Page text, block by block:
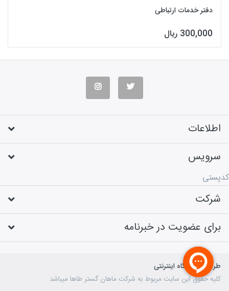
دفتر خدمات ارتباطی
300,000 ریال
اطلاعات
سرویس
کدپستی
شرکت
برای عضویت در خبرنامه
طراحی فروشگاه اینترنتی
کلیه حقوق این سایت مربوط به شرکت ماهان گستر طاها میباشد